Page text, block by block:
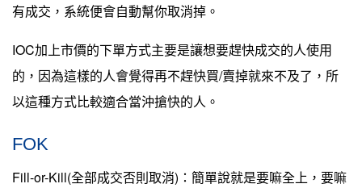
有成交，系統便會自動幫你取消掉。
IOC加上市價的下單方式主要是讓想要趕快成交的人使用
的，因為這樣的人會覺得再不趕快買/賣掉就來不及了，所
以這種方式比較適合當沖搶快的人。
FOK
Fill-or-Kill(全部成交否則取消)：簡單說就是要嘛全上，要嘛